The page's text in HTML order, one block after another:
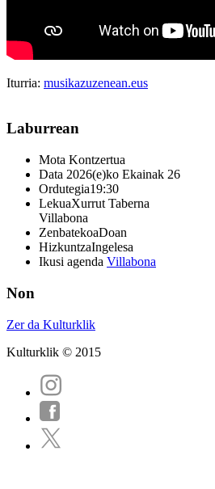
Iturria: musikazuzenean.eus
Laburrean
Mota Kontzertua
Data 2026(e)ko Ekainak 26
Ordutegia19:30
LekuaXurrut Taberna
Villabona
ZenbatekoaDoan
HizkuntzaIngelesa
Ikusi agenda Villabona
Non
Zer da Kulturklik
Kulturklik © 2015